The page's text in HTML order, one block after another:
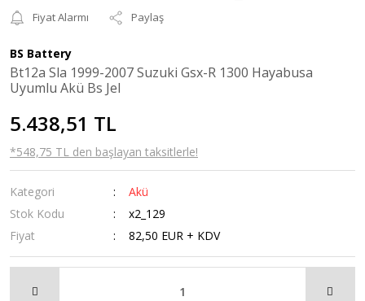
Fiyat Alarmı
Paylaş
BS Battery
Bt12a Sla 1999-2007 Suzuki Gsx-R 1300 Hayabusa
Uyumlu Akü Bs Jel
5.438,51 TL
*548,75 TL den başlayan taksitlerle!
Kategori
Akü
Stok Kodu
x2_129
Fiyat
82,50 EUR + KDV